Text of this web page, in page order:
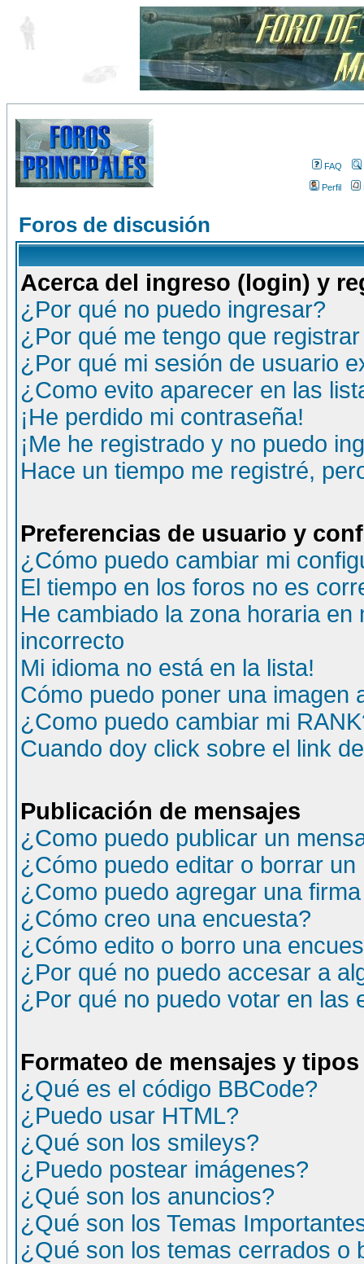
FAQ
Perfil
Foros de discusión
Acerca del ingreso (login) y
¿Por qué no puedo ingresar?
¿Por qué me tengo que
¿Por qué mi sesión de usuario
¿Como evito aparecer en las
¡He perdido mi contraseña!
¡Me he registrado y no puedo
Hace un tiempo me registré,
Preferencias de usuario y
¿Cómo puedo cambiar mi
El tiempo en los foros no es
He cambiado la zona horaria
incorrecto
Mi idioma no está en la lista!
Cómo puedo poner una imagen
¿Como puedo cambiar mi
Cuando doy click sobre el link
Publicación de mensajes
¿Como puedo publicar un
¿Cómo puedo editar o borrar un
¿Como puedo agregar una
¿Cómo creo una encuesta?
¿Cómo edito o borro una
¿Por qué no puedo accesar a
¿Por qué no puedo votar en las
Formateo de mensajes y
¿Qué es el código BBCode?
¿Puedo usar HTML?
¿Qué son los smileys?
¿Puedo postear imágenes?
¿Qué son los anuncios?
¿Qué son los Temas
¿Qué son los temas cerrados o